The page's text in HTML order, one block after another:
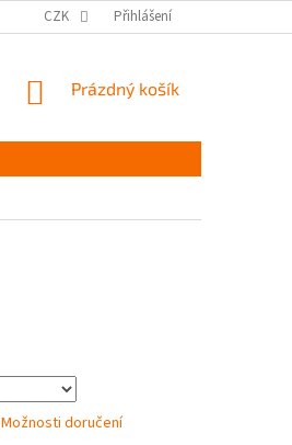
JAK PEČOVAT O OBUV
CZK Přihlášení
NÁKUPNÍ
Prázdný košík
Možnosti doručení